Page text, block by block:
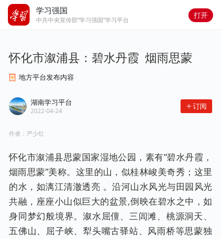
学习强国
中共中央宣传部“学习强国”学习平台
打开
怀化市溆浦县：碧水丹霞  烟雨思蒙
地方平台发布内容
湖南学习平台
2022-04-24
订阅
作者： 严少红
怀化市溆浦县思蒙国家湿地公园，素有“碧水丹霞，
烟雨思蒙”美称。这里的山，似桂林峻美奇秀；这里
的水，如漓江清澈透亮 。沿河山水风光与田园风光
共融，座座小山似巨大的盆景,倒映在碧水之中，如
身同梦幻般境界。溆水屈儃、三闾滩、桃源洞天、
五佛山、屈子峡、犁头嘴古驿站、风雨桥等思蒙独